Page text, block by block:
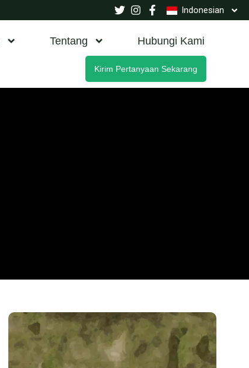
Indonesian
Tentang Hubungi Kami
Kirim Pertanyaan Sekarang